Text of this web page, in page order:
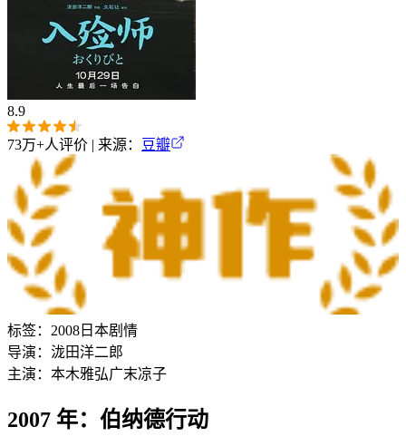
8.9
73万+人评价 | 来源： 豆瓣
标签： 2008 日本剧情
导演： 泷田洋二郎
主演： 本木雅弘广末凉子
2007 年：伯纳德行动